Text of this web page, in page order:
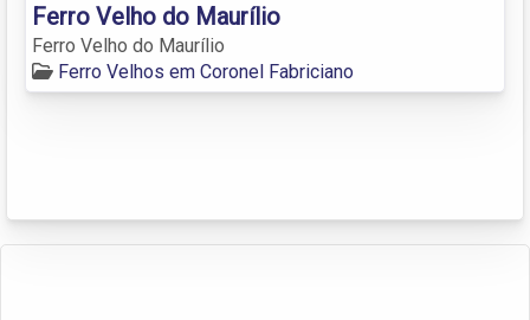
Ferro Velho do Maurílio
Ferro Velho do Maurílio
Ferro Velhos em Coronel Fabriciano